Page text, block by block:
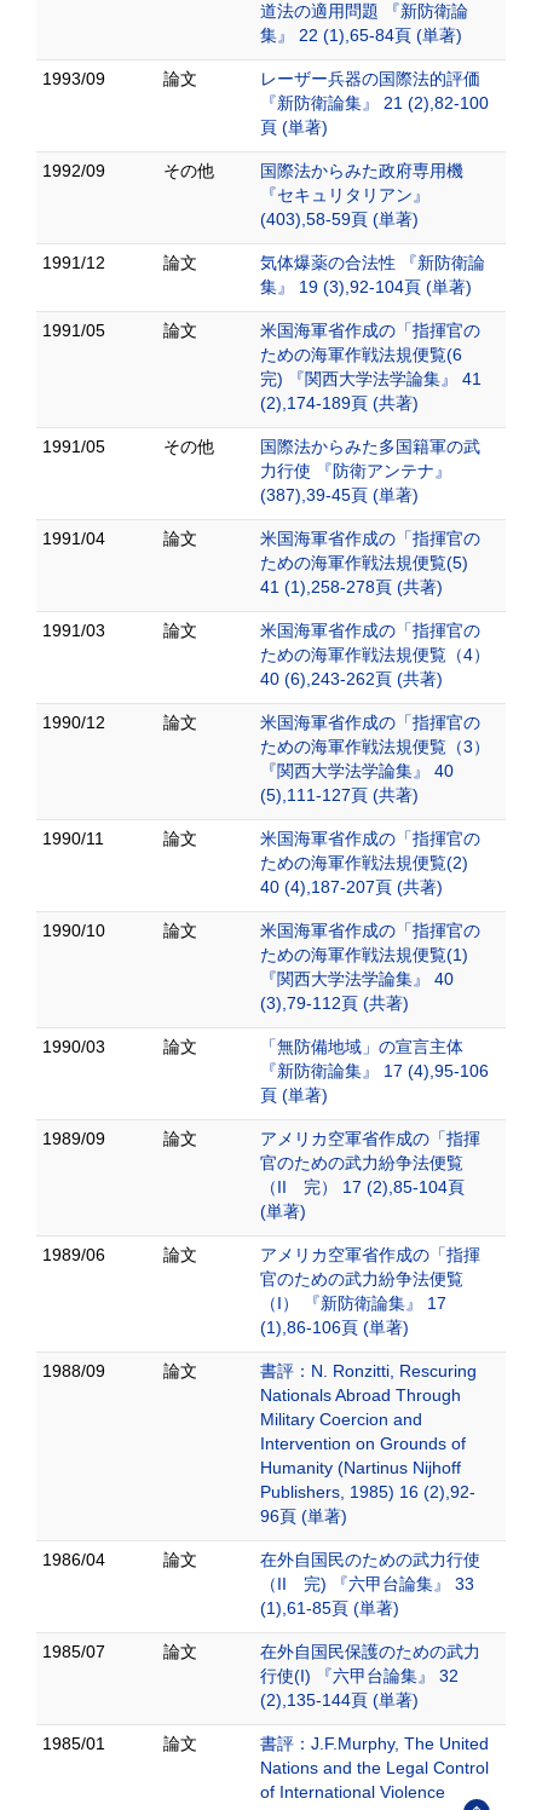
道法の適用問題 『新防衛論
集』 22 (1),65-84頁 (単著)
1993/09 論文
レーザー兵器の国際法的評価
『新防衛論集』 21 (2),82-100
頁 (単著)
1992/09 その他
国際法からみた政府専用機
『セキュリタリアン』
(403),58-59頁 (単著)
1991/12 論文
気体爆薬の合法性 『新防衛論
集』 19 (3),92-104頁 (単著)
1991/05 論文
米国海軍省作成の「指揮官の
ための海軍作戦法規便覧(6
完) 『関西大学法学論集』 41
(2),174-189頁 (共著)
1991/05 その他
国際法からみた多国籍軍の武
力行使 『防衛アンテナ』
(387),39-45頁 (単著)
1991/04 論文
米国海軍省作成の「指揮官の
ための海軍作戦法規便覧(5)
41 (1),258-278頁 (共著)
1991/03 論文
米国海軍省作成の「指揮官の
ための海軍作戦法規便覧（4）
40 (6),243-262頁 (共著)
1990/12 論文
米国海軍省作成の「指揮官の
ための海軍作戦法規便覧（3）
『関西大学法学論集』 40
(5),111-127頁 (共著)
1990/11 論文
米国海軍省作成の「指揮官の
ための海軍作戦法規便覧(2)
40 (4),187-207頁 (共著)
1990/10 論文
米国海軍省作成の「指揮官の
ための海軍作戦法規便覧(1)
『関西大学法学論集』 40
(3),79-112頁 (共著)
1990/03 論文
「無防備地域」の宣言主体
『新防衛論集』 17 (4),95-106
頁 (単著)
1989/09 論文
アメリカ空軍省作成の「指揮
官のための武力紛争法便覧
（II 完） 17 (2),85-104頁
(単著)
1989/06 論文
アメリカ空軍省作成の「指揮
官のための武力紛争法便覧
（I） 『新防衛論集』 17
(1),86-106頁 (単著)
1988/09 論文
書評：N. Ronzitti, Rescuring
Nationals Abroad Through
Military Coercion and
Intervention on Grounds of
Humanity (Nartinus Nijhoff
Publishers, 1985) 16 (2),92-
96頁 (単著)
1986/04 論文
在外自国民のための武力行使
（II 完) 『六甲台論集』 33
(1),61-85頁 (単著)
1985/07 論文
在外自国民保護のための武力
行使(I) 『六甲台論集』 32
(2),135-144頁 (単著)
1985/01 論文
書評：J.F.Murphy, The United
Nations and the Legal Control
of International Violence